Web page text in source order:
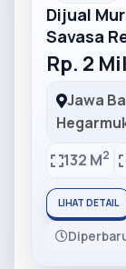
Dijual
Savasa
Rp. 2
Jawa
132 M2
LIHAT DETAIL